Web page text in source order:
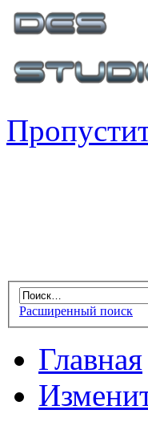
Расширенный поиск
Главная